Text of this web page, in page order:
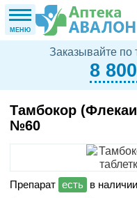
МЕНЮ
Заказывайте
8
Тамбокор
№60
в